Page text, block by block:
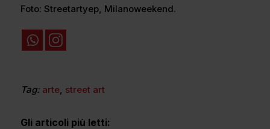
Foto: Streetartyep, Milanoweekend.
Tag: arte, street art
Gli articoli più letti: